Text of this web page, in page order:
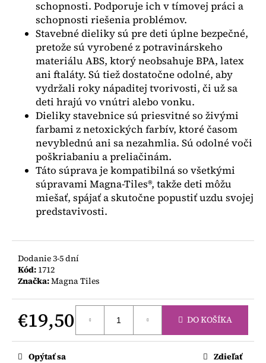
schopnosti. Podporuje ich v tímovej práci a
schopnosti riešenia problémov.
Stavebné dieliky sú pre deti úplne bezpečné,
pretože sú vyrobené z potravinárskeho
materiálu ABS, ktorý neobsahuje BPA, latex
ani ftaláty. Sú tiež dostatočne odolné, aby
vydržali roky nápaditej tvorivosti, či už sa
deti hrajú vo vnútri alebo vonku.
Dieliky stavebnice sú priesvitné so živými
farbami z netoxických farbív, ktoré časom
nevyblednú ani sa nezahmlia. Sú odolné voči
poškriabaniu a preliačinám.
Táto súprava je kompatibilná so všetkými
súpravami Magna-Tiles®, takže deti môžu
miešať, spájať a skutočne popustiť uzdu svojej
predstavivosti.
Dodanie 3-5 dní
Kód: 1712
Značka:Magna Tiles
€19,50
Jednotková
cena:
DO KOŠÍKA
Opýtať sa Zdieľať